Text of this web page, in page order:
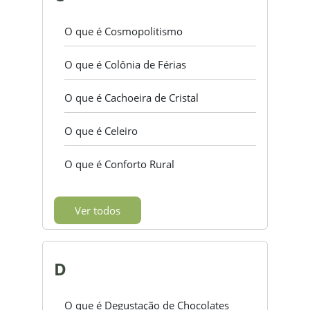
O que é Cosmopolitismo
O que é Colônia de Férias
O que é Cachoeira de Cristal
O que é Celeiro
O que é Conforto Rural
Ver todos
D
O que é Degustação de Chocolates